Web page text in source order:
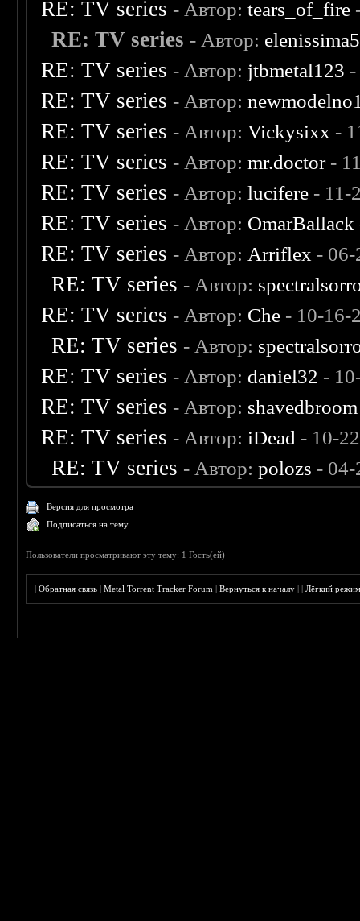
RE: TV series - Автор:tears_of_fire
RE: TV series - Автор:
RE: TV series - Автор: jtbmetal123
RE: TV series - Автор:
RE: TV series - Автор:Vickysixx -
RE: TV series - Автор:mr.doctor-
RE: TV series - Автор:lucifere - 11-
RE: TV series - Автор: OmarBallack
RE: TV series - Автор: Arriflex -
RE: TV series - Автор:
RE: TV series - Автор: Che - 10-16-
RE: TV series - Автор:
RE: TV series - Автор: daniel32 -
RE: TV series - Автор: shavedbroom
RE: TV series - Автор: iDead - 10-
RE: TV series - Автор:polozs -
Версия для просмотра
Подписаться на тему
Пользователи просматривают эту тему: 1 Гость(ей)
|Обратная связь |Metal Torrent Tracker Forum |Вернуться к началу ||Лёгкий